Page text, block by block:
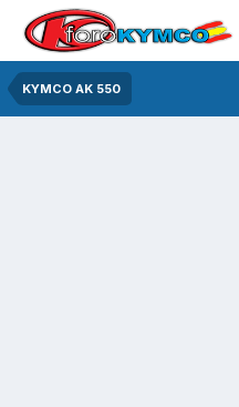
KYMCO AK 550